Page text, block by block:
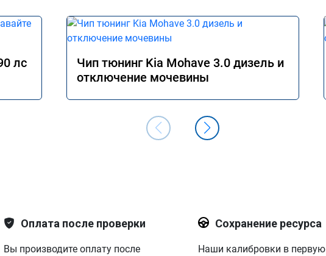
лс
Чип тюнинг Kia Mohave 3.0 дизель и
отключение мочевины
Оплата после проверки
Вы производите оплату после
Сохранение ресурса
Наши калибровки в первую